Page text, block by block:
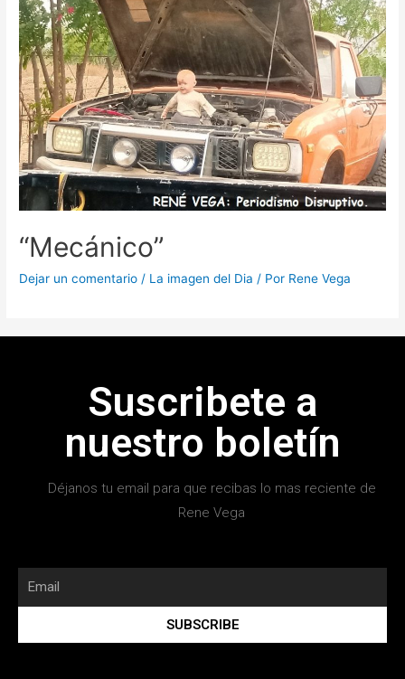
“Mecánico”
Dejar un comentario / La imagen del Dia / Por Rene Vega
Suscribete a
nuestro boletín
Déjanos tu email para que recibas lo mas reciente de
Rene Vega
SUBSCRIBE